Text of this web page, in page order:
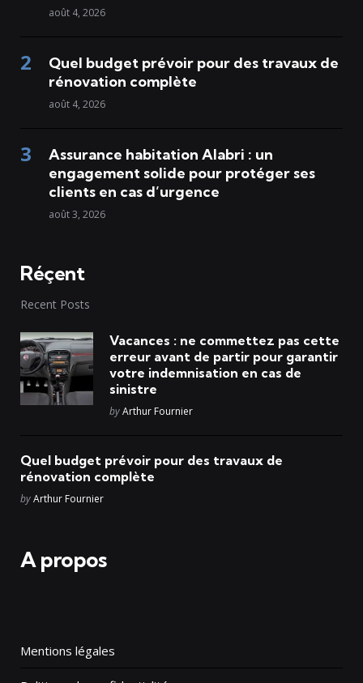
août 4, 2026
Quel budget prévoir pour des travaux de
rénovation complète
août 4, 2026
Assurance habitation Alabri : un
engagement solide pour protéger ses
clients en cas d’urgence
août 3, 2026
Réçent
Recent Posts
Vacances : ne commettez pas cette
erreur avant de partir pour garantir
votre indemnisation en cas de
sinistre
Posted
byArthur Fournier
Quel budget prévoir pour des travaux de
rénovation complète
Posted
byArthur Fournier
A propos
Mentions légales